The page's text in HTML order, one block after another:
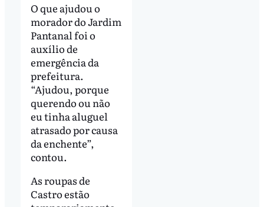
O que ajudou o
morador do Jardim
Pantanal foi o
auxílio de
emergência da
prefeitura.
“Ajudou, porque
querendo ou não
eu tinha aluguel
atrasado por causa
da enchente”,
contou.
As roupas de
Castro estão